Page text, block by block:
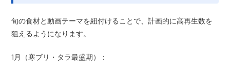
旬の食材と動画テーマを紐付けることで、計画的に高再生数を
狙えるようになります。
1月（寒ブリ・タラ最盛期）：